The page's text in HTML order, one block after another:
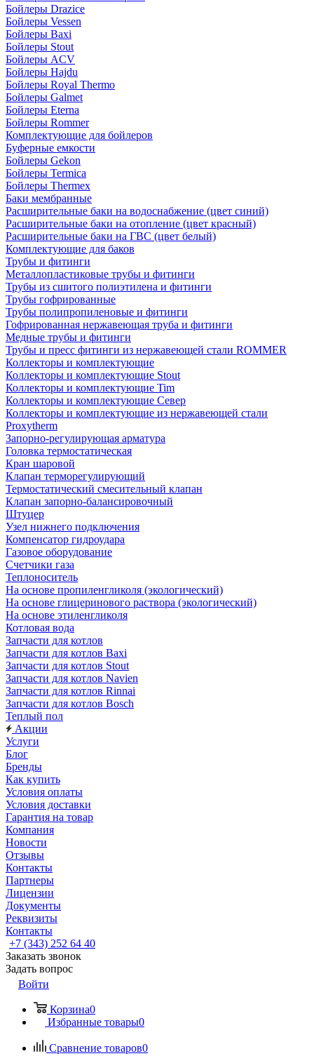
Бойлеры Drazice
Бойлеры Vessen
Бойлеры Baxi
Бойлеры Stout
Бойлеры ACV
Бойлеры Hajdu
Бойлеры Royal Thermo
Бойлеры Galmet
Бойлеры Eterna
Бойлеры Rommer
Комплектующие для бойлеров
Буферные емкости
Бойлеры Gekon
Бойлеры Termica
Бойлеры Thermex
Баки мембранные
Расширительные баки на водоснабжение (цвет синий)
Расширительные баки на отопление (цвет красный)
Расширительные баки на ГВС (цвет белый)
Комплектующие для баков
Трубы и фитинги
Металлопластиковые трубы и фитинги
Трубы из сшитого полиэтилена и фитинги
Трубы гофрированные
Трубы полипропиленовые и фитинги
Гофрированная нержавеющая труба и фитинги
Медные трубы и фитинги
Трубы и пресс фитинги из нержавеющей стали ROMMER
Коллекторы и комплектующие
Коллекторы и комплектующие Stout
Коллекторы и комплектующие Tim
Коллекторы и комплектующие Север
Коллекторы и комплектующие из нержавеющей стали
Proxytherm
Запорно-регулирующая арматура
Головка термостатическая
Кран шаровой
Клапан терморегулирующий
Термостатический смесительный клапан
Клапан запорно-балансировочный
Штуцер
Узел нижнего подключения
Компенсатор гидроудара
Газовое оборудование
Счетчики газа
Теплоноситель
На основе пропиленгликоля (экологический)
На основе глицеринового раствора (экологический)
На основе этиленгликоля
Котловая вода
Запчасти для котлов
Запчасти для котлов Baxi
Запчасти для котлов Stout
Запчасти для котлов Navien
Запчасти для котлов Rinnai
Запчасти для котлов Bosch
Теплый пол
Акции
Услуги
Блог
Бренды
Как купить
Условия оплаты
Условия доставки
Гарантия на товар
Компания
Новости
Отзывы
Контакты
Партнеры
Лицензии
Документы
Реквизиты
Контакты
+7 (343) 252 64 40
Заказать звонок
Задать вопрос
Войти
Корзина0
Избранные товары0
Сравнение товаров0